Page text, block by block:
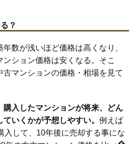
？
数が浅いほど価格は高くなり、
ション価格は安くなる。そこ
マンションの価格・相場を見て
購入したマンションが将来、どん
いくかが予想しやすい。 例えば
入して、10年後に売却する事にな